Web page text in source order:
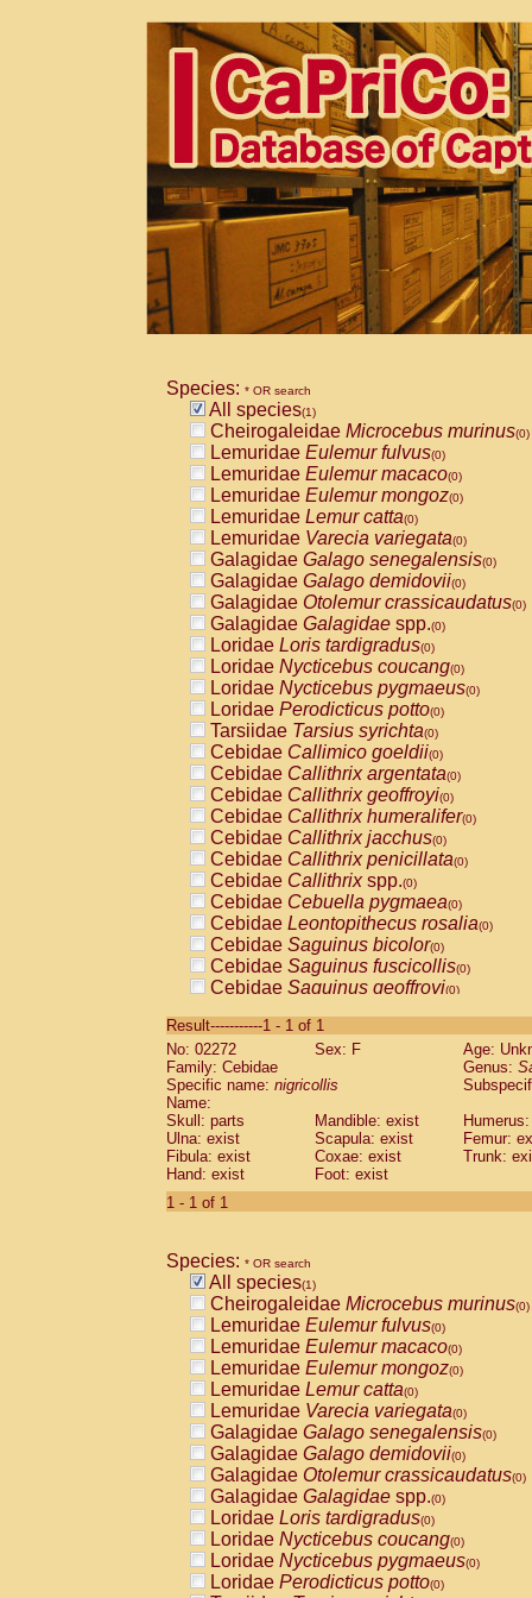
Species: * OR search
All species(1)
Cheirogaleidae Microcebus murinus(0)
Lemuridae Eulemur fulvus(0)
Lemuridae Eulemur macaco(0)
Lemuridae Eulemur mongoz(0)
Lemuridae Lemur catta(0)
Lemuridae Varecia variegata(0)
Galagidae Galago senegalensis(0)
Galagidae Galago demidovii(0)
Galagidae Otolemur crassicaudatus(0)
Galagidae Galagidae spp.(0)
Loridae Loris tardigradus(0)
Loridae Nycticebus coucang(0)
Loridae Nycticebus pygmaeus(0)
Loridae Perodicticus potto(0)
Tarsiidae Tarsius syrichta(0)
Cebidae Callimico goeldii(0)
Cebidae Callithrix argentata(0)
Cebidae Callithrix geoffroyi(0)
Cebidae Callithrix humeralifer(0)
Cebidae Callithrix jacchus(0)
Cebidae Callithrix penicillata(0)
Cebidae Callithrixspp.(0)
Cebidae Cebuella pygmaea(0)
Cebidae Leontopithecus rosalia(0)
Cebidae Saguinus bicolor(0)
Cebidae Saguinus fuscicollis(0)
Cebidae Saguinus geoffroyi(0)
CebidaeSaguinus labiatus(0)
Cebidae Saguinus leucopus (0)
Cebidae
CebidaeSaguinus mystax
Cebidae Saguinus nigricollis (1)
Cebidae Saguinus oedipus
Cebidae Saguinus weddelli
Cebidae Saguinusspp.
Cebidae
CebidaeCebus capucinus
CebidaeCebus nigrivittatus
CebidaeCebus spp.(0)
CebidaeSaimiri boliviensis(0)
CebidaeSaimiri sciureus(0)
AtelidaeAlouatta caraya(0)
AtelidaeAlouatta fusca(0)
AtelidaeAlouatta seniculus(0)
AtelidaeAlouattaspp.(0)
AtelidaeAteles belzebuth(0)
AtelidaeAteles geoffroyi(0)
AtelidaeAteles paniscus(0)
AtelidaeAtelesspp.(0)
AtelidaeLagothrix lagothricha(0)
AtelidaeLagothrix lagothricha cana
PitheciidaeCacajao calvus
Result-----------1 - 1 of 1
No: 02272
Sex: F
Age:
Family: Cebidae
Genus:
Specific name: nigricollis
Name:
Skull: parts
Mandible: exist
Ulna: exist
Scapula: exist
Femur:
Fibula: exist
Coxae: exist
Trunk:
Hand: exist
Foot: exist
1 - 1 of 1
Species: * OR search
All species(1)
Cheirogaleidae Microcebus murinus(0)
Lemuridae Eulemur fulvus(0)
Lemuridae Eulemur macaco(0)
Lemuridae Eulemur mongoz(0)
Lemuridae Lemur catta(0)
Lemuridae Varecia variegata(0)
Galagidae Galago senegalensis(0)
Galagidae Galago demidovii(0)
Galagidae Otolemur crassicaudatus(0)
Galagidae Galagidae spp.(0)
Loridae Loris tardigradus(0)
Loridae Nycticebus coucang(0)
Loridae Nycticebus pygmaeus(0)
Loridae Perodicticus potto(0)